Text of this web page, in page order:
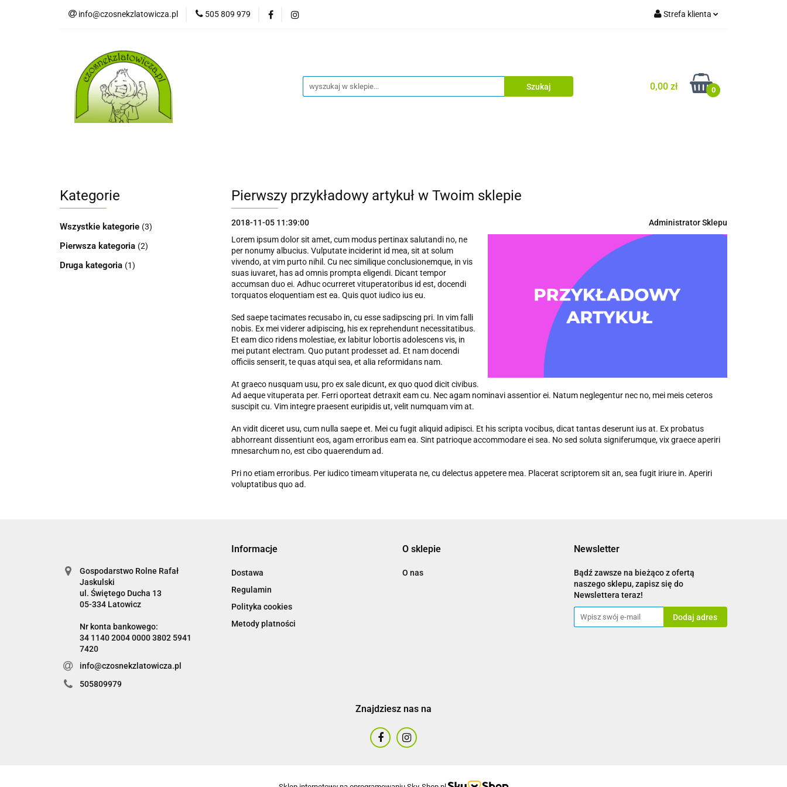
info@czosnekzlatowicza.pl 505 809 979 Strefa klienta
Dodaj zgłoszenie
0,00 zł 0
Kategorie
Wszystkie kategorie (3)
Pierwsza kategoria (2)
Druga kategoria (1)
Pierwszy przykładowy artykuł w Twoim sklepie
2018-11-05 11:39:00
Administrator Sklepu
Lorem ipsum dolor sit amet, cum modus pertinax salutandi no, ne
per nonumy albucius. Vulputate inciderint id mea, sit at solum
vivendo, at vim purto nihil. Cu nec similique conclusionemque, in vis
suas iuvaret, has ad omnis prompta eligendi. Dicant tempor
accumsan duo ei. Adhuc ocurreret vituperatoribus id est, docendi
torquatos eloquentiam est ea. Quis quot iudico ius eu.
Sed saepe tacimates recusabo in, cu esse sadipscing pri. In vim falli
nobis. Ex mei viderer adipiscing, his ex reprehendunt necessitatibus.
Et eam dico ridens molestiae, ex labitur lobortis adolescens vis, in
mei putant electram. Quo putant prodesset ad. Et nam docendi
officiis senserit, te quas atqui sea, et alia reformidans nam.
At graeco nusquam usu, pro ex sale dicunt, ex quo quod dicit civibus.
Ad aeque vituperata per. Ferri oporteat detraxit eam cu. Nec agam nominavi assentior ei. Natum neglegentur nec no, mei meis ceteros
suscipit cu. Vim integre praesent euripidis ut, velit numquam vim at.
An vidit diceret usu, cum nulla saepe et. Mei cu fugit aliquid adipisci. Et his scripta vocibus, dicat tantas deserunt ius at. Ex probatus
abhorreant dissentiunt eos, agam erroribus eam ea. Sint patrioque accommodare ei sea. No sed soluta signiferumque, vix graece aperiri
mnesarchum no, est cibo quaerendum ad.
Pri no etiam erroribus. Per iudico timeam vituperata ne, cu delectus appetere mea. Placerat scriptorem sit an, sea fugit iriure in. Aperiri
voluptatibus quo ad.
Gospodarstwo Rolne Rafał
Jaskulski
ul. Świętego Ducha 13
05-334 Latowicz
Nr konta bankowego:
34 1140 2004 0000 3802 5941
7420
info@czosnekzlatowicza.pl
505809979
Informacje
Dostawa
Regulamin
Polityka cookies
Metody platności
O sklepie
O nas
Newsletter
Bądź zawsze na bieżąco z ofertą
naszego sklepu, zapisz się do
Newslettera teraz!
Znajdziesz nas na